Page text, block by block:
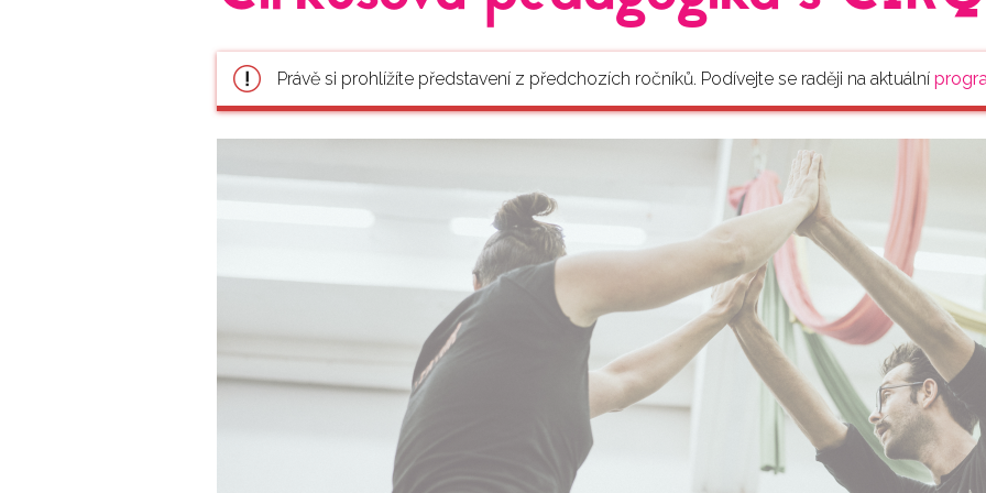
Právě si prohlížíte představení z předchozích ročníků. Podívejte se raději na aktuální